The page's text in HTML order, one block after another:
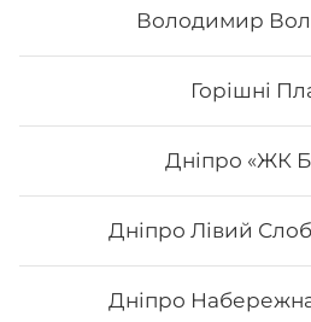
Володимир
Горішні
Дніпро «ЖК
Дніпро Лівий
Дніпро
Футомак асорті